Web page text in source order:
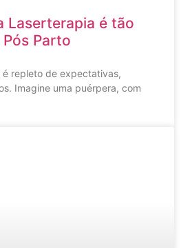
Laserterapia é tão
Parto
repleto de expectativas,
Imagine uma puérpera, com